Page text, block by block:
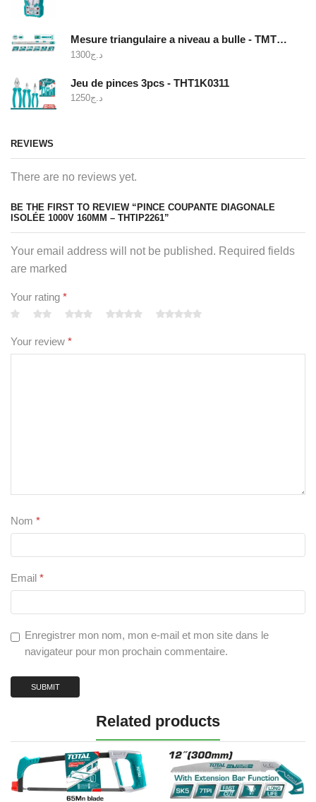
Mesure triangulaire a niveau a bulle - TMT646003
د.ج1300
Jeu de pinces 3pcs - THT1K0311
د.ج1250
REVIEWS
There are no reviews yet.
BE THE FIRST TO REVIEW “PINCE COUPANTE DIAGONALE
ISOLÉE 1000V 160MM – THTIP2261”
Your email address will not be published. Required fields
are marked
Your rating *
Your review *
Nom *
Email *
Enregistrer mon nom, mon e-mail et mon site dans le
navigateur pour mon prochain commentaire.
Related products